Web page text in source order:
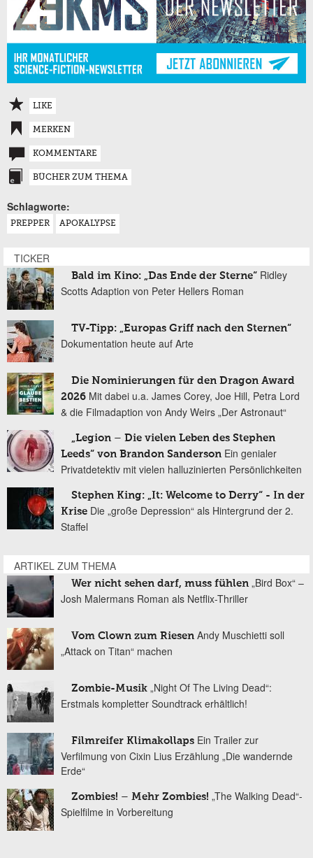
LIKE
MERKEN
KOMMENTARE
BÜCHER ZUM THEMA
Schlagworte:
PREPPER APOKALYPSE
TICKER
Bald im Kino: „Das Ende der Sterne“ Ridley
Scotts Adaption von Peter Hellers Roman
TV-Tipp: „Europas Griff nach den Sternen“
Dokumentation heute auf Arte
Die Nominierungen für den Dragon Award
2026 Mit dabei u.a. James Corey, Joe Hill, Petra Lord
& die Filmadaption von Andy Weirs „Der Astronaut“
„Legion – Die vielen Leben des Stephen
Leeds“ von Brandon Sanderson Ein genialer
Privatdetektiv mit vielen halluzinierten Persönlichkeiten
Stephen King: „It: Welcome to Derry“ - In der
Krise Die „große Depression“ als Hintergrund der 2.
Staffel
ARTIKEL ZUM THEMA
Wer nicht sehen darf, muss fühlen „Bird Box“ –
Josh Malermans Roman als Netflix-Thriller
Vom Clown zum Riesen Andy Muschietti soll
„Attack on Titan“ machen
Zombie-Musik „Night Of The Living Dead“:
Erstmals kompletter Soundtrack erhältlich!
Filmreifer Klimakollaps Ein Trailer zur
Verfilmung von Cixin Lius Erzählung „Die wandernde
Erde“
Zombies! – Mehr Zombies! „The Walking Dead“-
Spielfilme in Vorbereitung